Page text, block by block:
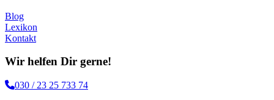
Blog
Lexikon
Kontakt
Wir helfen Dir gerne!
030 / 23 25 733 74